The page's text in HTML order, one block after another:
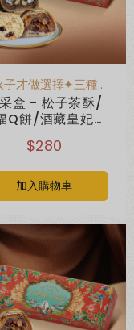
小孩子才做選擇✦三種餅我都要
盒 - 松子茶酥/
Q餅/酒藏皇妃酥
(3入)(無附提袋)
$280
加入購物車